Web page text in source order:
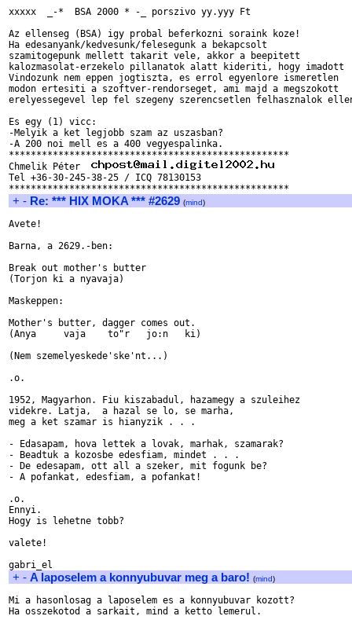
xxxxx  _-*  BSA 2000 * -_ porszivo yy.yyy Ft
Az ellenseg (BSA) igy probal beferkozni soraink koze!
Ha edesanyank/kedvesunk/felesegunk a bekapcsolt
szamitogepunk mellett takarit vele, akkor a beepitett
kalozmasolat-erzekelo pillanatok alatt kideriti, hogy imadott
Vindozunk nem eppen jogtiszta, es errol egyenlore ismeretlen
modon ertesiti a szoftver-rendorseget, ami majd a megszokott
erelyessegevel lep fel szegeny szerencsetlen felhasznalok
Es egy (1) vicc:
-Melyik a ket legjobb szam az uszasban?
-A 200 noi mell es a 400 vegyespalinka.
***************************************************
Chmelik Péter
Tel +36-30-245-38-25 / ICQ 78130153
+ - Re: *** HIX MOKA *** #2629 (mind)
Avete!
Barna, a 2629.-ben:
Break out mother's butter
(Torjon ki a nyavaja)
Maskeppen:
Mother's butter, dagger comes out.
(Anya     vaja    to"r   jo:n   ki)
(Nem szemelyeskede'ske'nt...)
.o.
1952, Magyarhon. Fiu kiszabadul, hazamegy a szuleihez
videkre. Latja,  a hazal se lo, se marha,
meg a ket szamar is hianyzik . . .
- Edasapam, hova lettek a lovak, marhak, szamarak?
- Beadtuk a kozosbe edesfiam, mindet . . .
- De edesapam, ott all a szeker, mit fogunk be?
- A pofankat, edesfiam, a pofankat!
.o.
Ennyi.
Hogy is lehetne tobb?
valete!
+ - A laposelem a konnyubuvar meg a baro! (mind)
Mi a hasonlosag a laposelem es a konnyubuvar kozott?
Ha osszekotod a sarkait, mind a ketto lemerul.